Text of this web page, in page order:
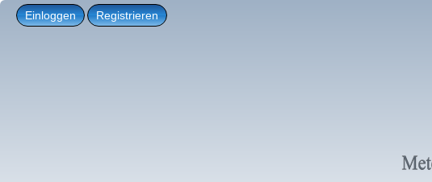
Einloggen Registrieren